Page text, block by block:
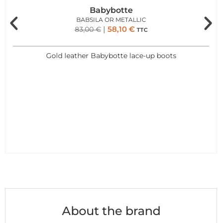
Babybotte
BABSILA OR METALLIC
83,00€ 58,10 € TTC
Gold leather Babybotte lace-up boots
About the brand